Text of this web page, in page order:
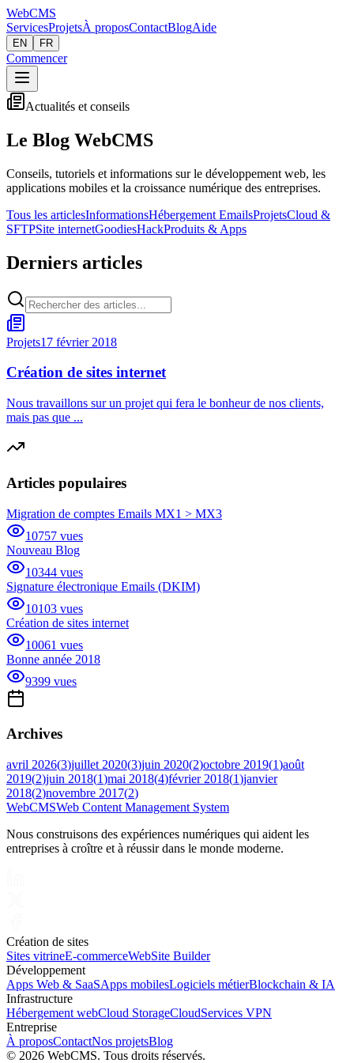
WebCMS
ServicesProjetsÀ proposContactBlogAide
EN FR
Commencer
Actualités et conseils
Le Blog WebCMS
Conseils, tutoriels et informations sur le développement web, les
applications mobiles et la croissance numérique des entreprises.
Tous les articlesInformationsHébergement EmailsProjetsCloud &
SFTPSite internetGoodiesHackProduits & Apps
Derniers articles
Projets17 février 2018
Création de sites internet
Nous travaillons sur un projet qui fera le bonheur de nos clients,
mais pas que ...
Articles populaires
Migration de comptes Emails MX1 > MX3
10757 vues
Nouveau Blog
10344 vues
Signature électronique Emails (DKIM)
10103 vues
Création de sites internet
10061 vues
Bonne année 2018
9399 vues
Archives
avril 2026(3)juillet 2020(3)juin 2020(2)octobre 2019(1)août
2019(2)juin 2018(1)mai 2018(4)février 2018(1)janvier
2018(2)novembre 2017(2)
WebCMSWeb Content Management System
Nous construisons des expériences numériques qui aident les
entreprises à croître et à réussir dans le monde moderne.
Création de sites
Sites vitrineE-commerceWebSite Builder
Développement
Apps Web & SaaSApps mobilesLogiciels métierBlockchain & IA
Infrastructure
Hébergement webCloud StorageCloudServices VPN
Entreprise
À proposContactNos projetsBlog
© 2026 WebCMS. Tous droits réservés.